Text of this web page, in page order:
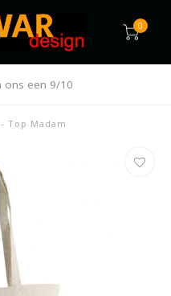
0
ons een 9/10
Top Madam